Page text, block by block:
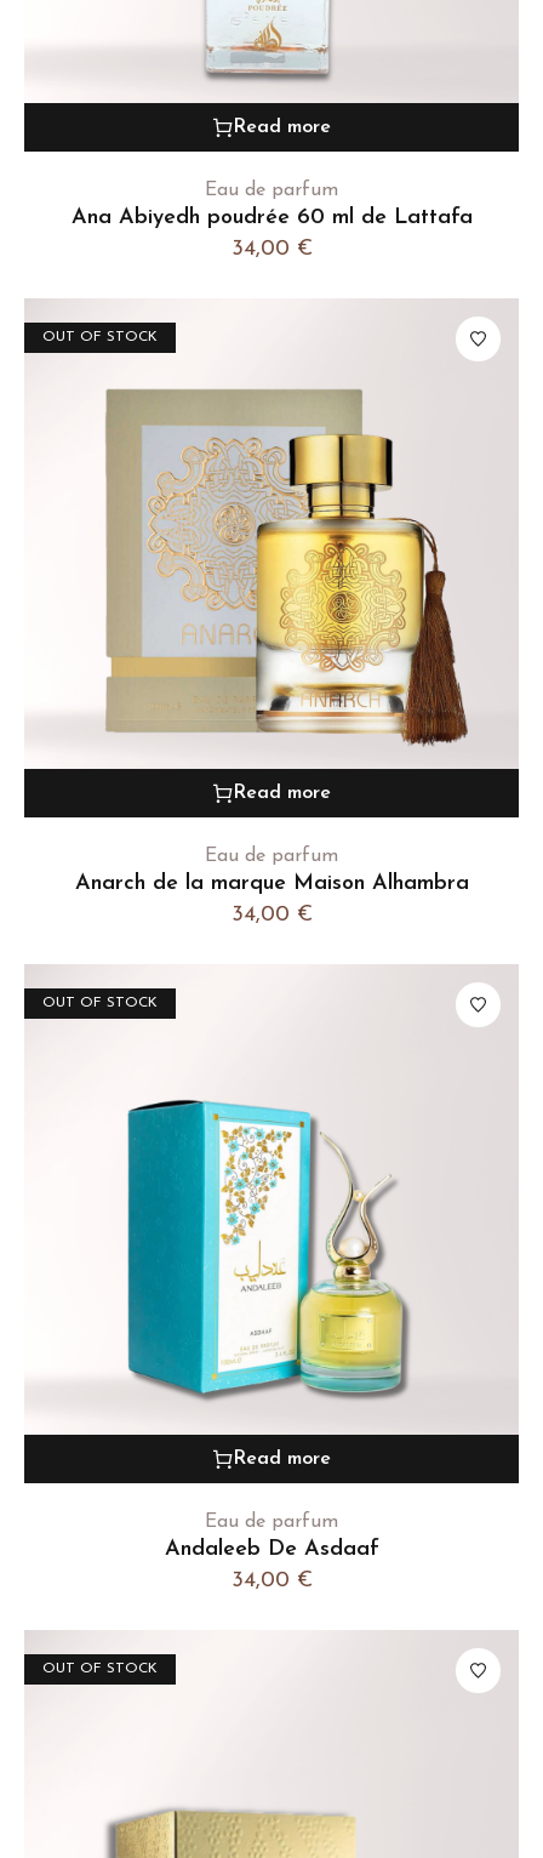
Read more
Eau de parfum
Ana Abiyedh poudrée 60 ml de Lattafa
34,00 €
OUT OF STOCK
Read more
Eau de parfum
Anarch de la marque Maison Alhambra
34,00 €
OUT OF STOCK
Read more
Eau de parfum
Andaleeb De Asdaaf
34,00 €
OUT OF STOCK